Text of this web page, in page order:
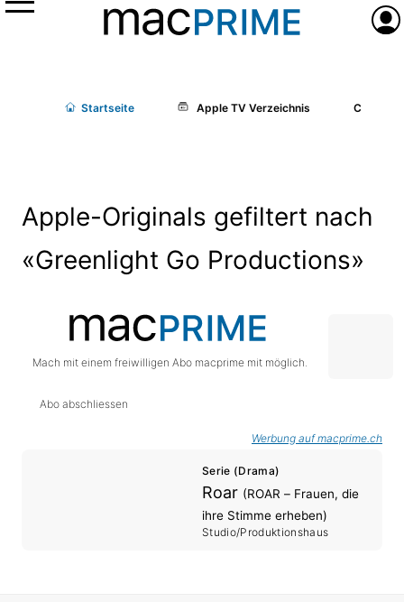
Menü
Startseite Apple TV Verzeichnis Cast/
Apple-Originals gefiltert nach
«Greenlight Go Productions»
Mach mit einem freiwilligen Abo macprime mit möglich.
Abo abschliessen
Werbung auf macprime.ch
Serie (Drama)
Roar (ROAR – Frauen, die
ihre Stimme erheben)
Studio/Produktionshaus